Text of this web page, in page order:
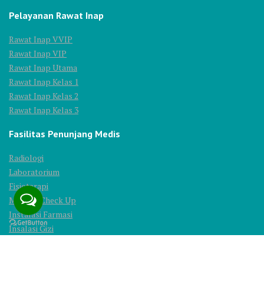
Pelayanan Rawat Inap
Rawat Inap VVIP
Rawat Inap VIP
Rawat Inap Utama
Rawat Inap Kelas 1
Rawat Inap Kelas 2
Rawat Inap Kelas 3
Fasilitas Penunjang Medis
Radiologi
Laboratorium
Fisioterapi
Medical Check Up
Instalasi Farmasi
Insalasi Gizi